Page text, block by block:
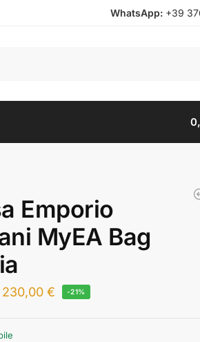
WhatsApp: +39
Emporio
MyEA Bag
230,00€ -21%